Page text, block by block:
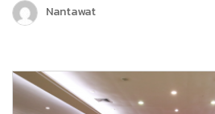
เป็นอีกหนึ่งก้าวสำคัญของบริษัท คลิกเน็ก
Chatcone ของเรา คว้ารางวัล AI
Nantawat